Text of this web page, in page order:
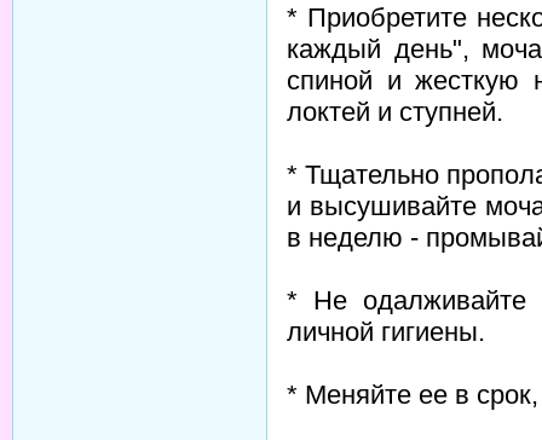
* Приобретите
каждый день",
спиной и жесткую
локтей и ступней.
* Тщательно
и высушивайте
в неделю -
* Не одалживайте
личной гигиены.
* Меняйте ее в